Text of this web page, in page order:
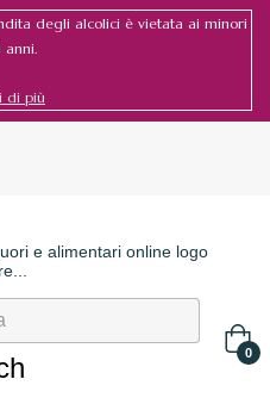
degli alcolici è vietata ai minori
anni.
di più
0